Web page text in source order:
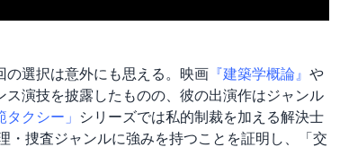
の選択は意外にも思える。映画 『建築学概論』 や
ス演技を披露したものの、彼の出演作はジャンル
タクシー」
シリーズでは私的制裁を加える解決士
・捜査ジャンルに強みを持つことを証明し、「交